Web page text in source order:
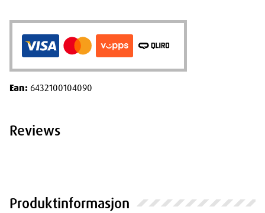
Produktinformasjon
Ean: 6432100104090
Reviews